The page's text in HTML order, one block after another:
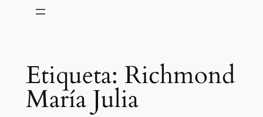
Etiqueta: Richmond
María Julia